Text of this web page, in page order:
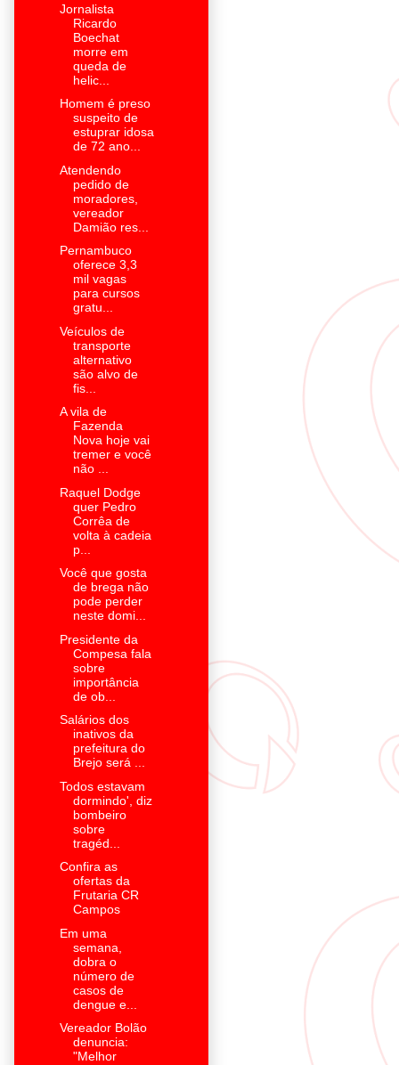
Jornalista
Ricardo
Boechat
morre em
queda de
helic...
Homem é preso
suspeito de
estuprar idosa
de 72 ano...
Atendendo
pedido de
moradores,
vereador
Damião res...
Pernambuco
oferece 3,3
mil vagas
para cursos
gratu...
Veículos de
transporte
alternativo
são alvo de
fis...
A vila de
Fazenda
Nova hoje vai
tremer e você
não ...
Raquel Dodge
quer Pedro
Corrêa de
volta à cadeia
p...
Você que gosta
de brega não
pode perder
neste domi...
Presidente da
Compesa fala
sobre
importância
de ob...
Salários dos
inativos da
prefeitura do
Brejo será ...
Todos estavam
dormindo', diz
bombeiro
sobre
tragéd...
Confira as
ofertas da
Frutaria CR
Campos
Em uma
semana,
dobra o
número de
casos de
dengue e...
Vereador Bolão
denuncia:
"Melhor